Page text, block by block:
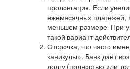
пролонгация. Если
ежемесячных платежей,
меньшем размере. При
такой вариант
Отсрочка, что часто
каникулы». Банк даёт
долгу (полностью или